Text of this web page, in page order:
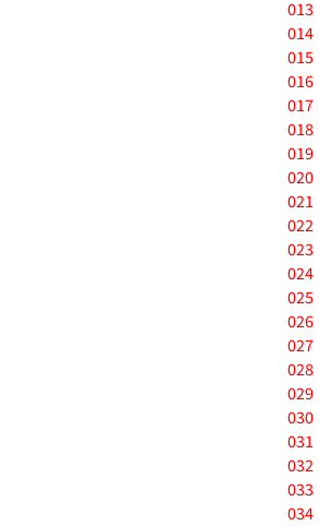
013
014
015
016
017
018
019
020
021
022
023
024
025
026
027
028
029
030
031
032
033
034